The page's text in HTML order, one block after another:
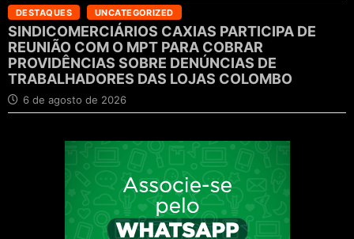
DESTAQUES UNCATEGORIZED
SINDICOMERCIÁRIOS CAXIAS PARTICIPA DE
REUNIÃO COM O MPT PARA COBRAR
PROVIDÊNCIAS SOBRE DENÚNCIAS DE
TRABALHADORES DAS LOJAS COLOMBO
6 de agosto de 2026